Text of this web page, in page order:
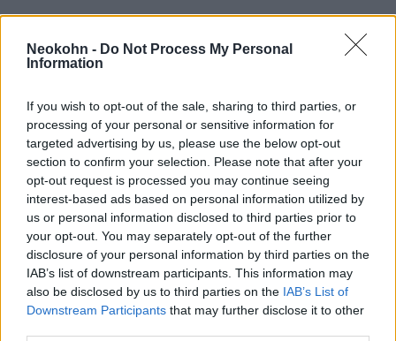
Neokohn - Do Not Process My Personal
Information
If you wish to opt-out of the sale, sharing to third parties, or
processing of your personal or sensitive information for
targeted advertising by us, please use the below opt-out
section to confirm your selection. Please note that after your
opt-out request is processed you may continue seeing
interest-based ads based on personal information utilized by
us or personal information disclosed to third parties prior to
your opt-out. You may separately opt-out of the further
disclosure of your personal information by third parties on the
IAB’s list of downstream participants. This information may
also be disclosed by us to third parties on the IAB’s List of
Downstream Participants that may further disclose it to other
A vádirat szerint Badea és egy harmadik
román férfi, David Andrei – aki jelenleg is
bíróság elé – közrefogta az újságírót, majd
egyikük többször megszúrta. Eközben Stana
egy menekülésre előkészített Mazdában
várakozott, amelyet a támadást megelőző
megfigyelések során biztonsági kamerák is
rögzítettek.
Iráni ügynökök akarták meggyilkolni
a németországi zsidó hitközség